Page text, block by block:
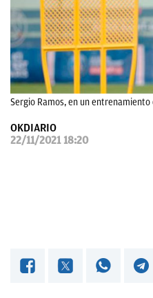
PAPARAZZI
OKDIARIO
Sergio Ramos, en un entrenamiento
OKDIARIO
22/11/2021 18:20